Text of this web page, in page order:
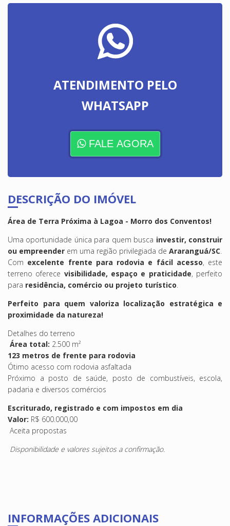
ATENDIMENTO PELO
WHATSAPP
FALE AGORA
DESCRIÇÃO DO IMÓVEL
Área de Terra Próxima à Lagoa - Morro dos Conventos!
Uma oportunidade única para quem busca investir, construir
ou empreender em uma região privilegiada de Araranguá/SC.
Com excelente frente para rodovia e fácil acesso, este
terreno oferece visibilidade, espaço e praticidade, perfeito
para residência, comércio ou projeto turístico.
Perfeito para quem valoriza localização estratégica e
proximidade da natureza!
Detalhes do terreno
Área total: 2.500 m²
123 metros de frente para rodovia
Ótimo acesso com rodovia asfaltada
Próximo a posto de saúde, posto de combustíveis, escola,
padaria e diversos comércios
Escriturado, registrado e com impostos em dia
Valor: R$ 600.000,00
Aceita propostas
Disponibilidade e valores sujeitos a confirmação.
INFORMAÇÕES ADICIONAIS